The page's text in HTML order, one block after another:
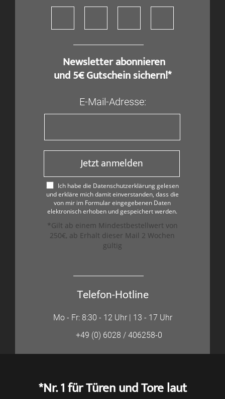
​ Newsletter abonnieren
und 5€ Gutschein sichern!*
E-Mail-Adresse:
Jetzt anmelden
Ich habe die Datenschutzerklärung gelesen
und erkläre mich damit einverstanden, dass die
von mir im Formular eingegebenen Daten
elektronisch erhoben und gespeichert werden.
*Gilt ab einem Mindestbestellwert von
250€, ab Erhalt dieser Mail 2 Wochen
gültig
Telefon-Hotline
Mo - Fr: 8:30 - 12 Uhr | 13 - 17 Uhr
+49 (0) 6028 / 406258-0
*Nr. 1 für Türen und Tore laut